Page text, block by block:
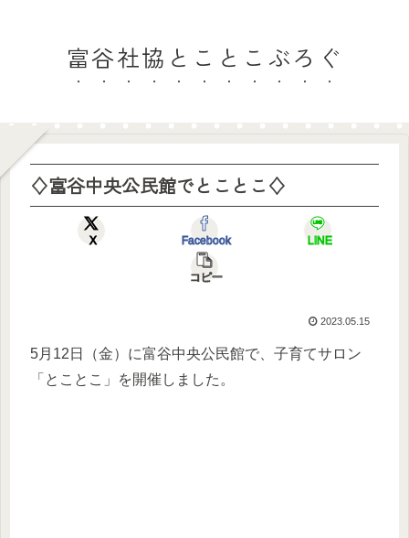
富谷社協とことこぶろぐ
♢富谷中央公民館でとことこ♢
X Facebook LINE
コピー
2023.05.15
5月12日（金）に富谷中央公民館で、子育てサロン
「とことこ」を開催しました。